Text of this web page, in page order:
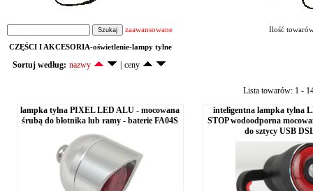
zaawansowane Ilość
CZĘŚCI I AKCESORIA-oświetlenie-lampy tylne
Sortuj według: nazwy ceny
Lista towarów: 1 -
lampka tylna PIXEL LED ALU - mocowana
śrubą do błotnika lub ramy - baterie FA04S
inteligentna lampka tylna
STOP wodoodporna
do sztycy USB